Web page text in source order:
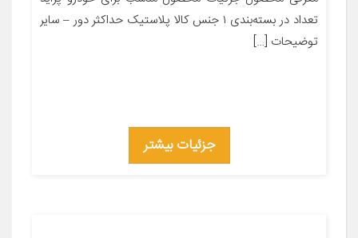
تعداد در بسته‌بندی ۱ جنس کالا پلاستیک حداکثر دور – سایر
توضیحات […]
جزئیات بیشتر